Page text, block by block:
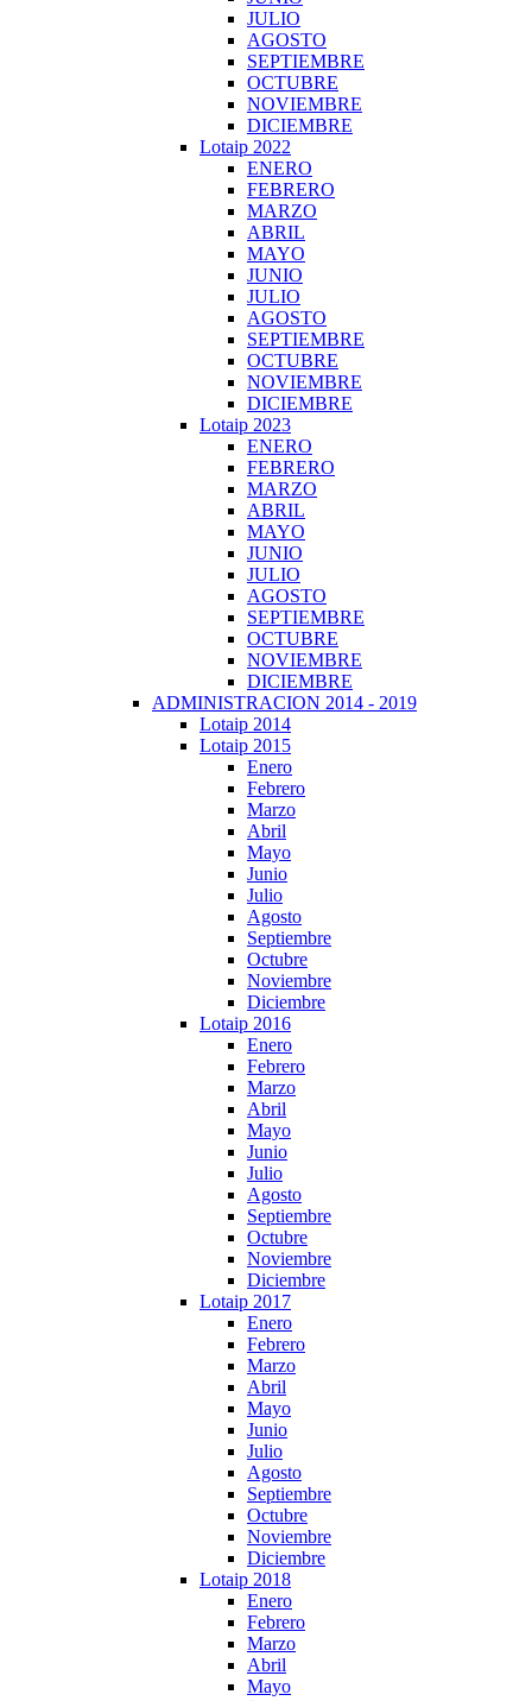
JULIO
AGOSTO
SEPTIEMBRE
OCTUBRE
NOVIEMBRE
DICIEMBRE
Lotaip 2022
ENERO
FEBRERO
MARZO
ABRIL
MAYO
JUNIO
JULIO
AGOSTO
SEPTIEMBRE
OCTUBRE
NOVIEMBRE
DICIEMBRE
Lotaip 2023
ENERO
FEBRERO
MARZO
ABRIL
MAYO
JUNIO
JULIO
AGOSTO
SEPTIEMBRE
OCTUBRE
NOVIEMBRE
DICIEMBRE
ADMINISTRACION 2014 - 2019
Lotaip 2014
Lotaip 2015
Enero
Febrero
Marzo
Abril
Mayo
Junio
Julio
Agosto
Septiembre
Octubre
Noviembre
Diciembre
Lotaip 2016
Enero
Febrero
Marzo
Abril
Mayo
Junio
Julio
Agosto
Septiembre
Octubre
Noviembre
Diciembre
Lotaip 2017
Enero
Febrero
Marzo
Abril
Mayo
Junio
Julio
Agosto
Septiembre
Octubre
Noviembre
Diciembre
Lotaip 2018
Enero
Febrero
Marzo
Abril
Mayo